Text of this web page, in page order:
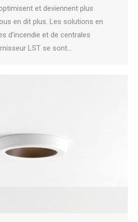
et deviennent plus
en dit plus. Les solutions en
d’incendie et de centrales
LST se sont…